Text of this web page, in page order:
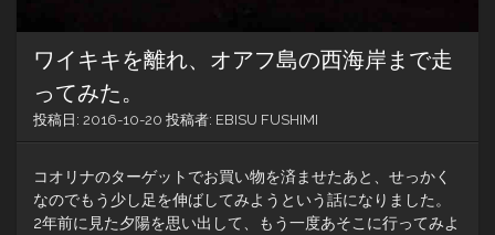
ワイキキを離れ、オアフ島の西海岸まで走
ってみた。
投稿日: 2016-10-20 投稿者: EBISU FUSHIMI
コオリナのターゲットでお買い物を済ませたあと、せっかく
なのでもう少し足を伸ばしてみようという話になりました。
2年前に見た夕陽を思い出して、もう一度あそこに行ってみよ